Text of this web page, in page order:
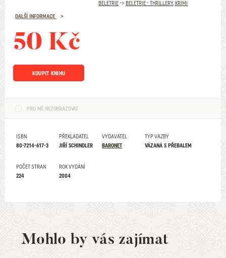
BELETRIE->BELETRIE - THRILLERY, KRIMI
DALŠÍ INFORMACE
50 Kč
KOUPIT KNIHU
PRO MĚ NEZOBRAZOVAT
ISBN
80-7214-617-3
PŘEKLADATEL
JIŘÍ SCHINDLER
VYDAVATEL
BARONET
TYP VAZBY
VÁZANÁ S PŘEBALEM
POČET STRAN
224
ROK VYDÁNÍ
2004
Mohlo by vás zajímat